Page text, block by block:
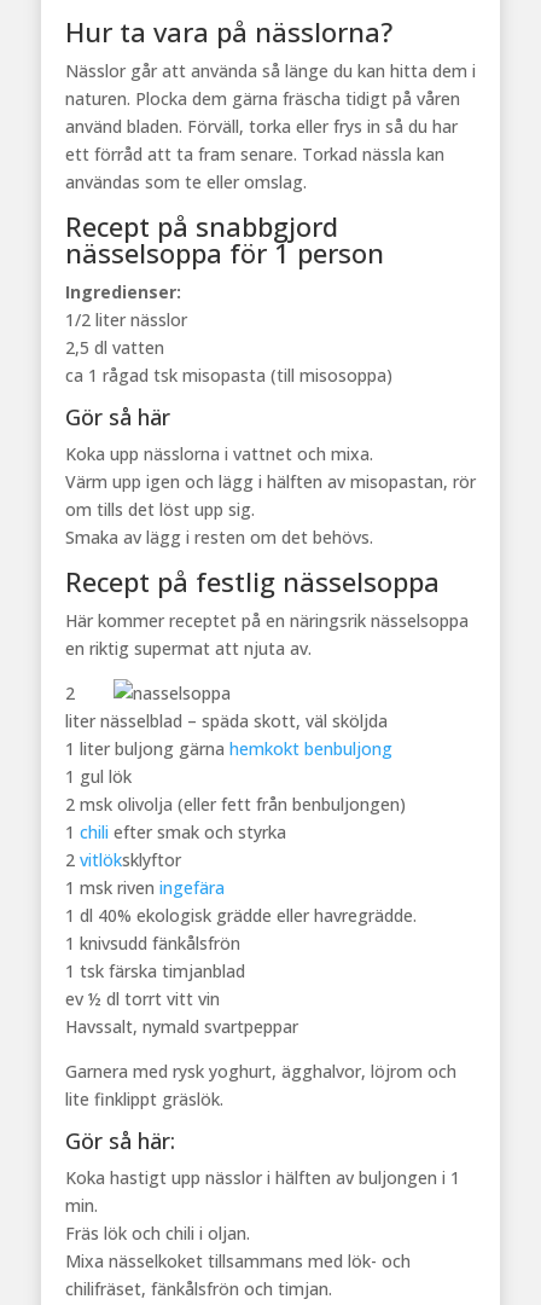
Hur ta vara på nässlorna?
Nässlor går att använda så länge du kan hitta dem i
naturen. Plocka dem gärna fräscha tidigt på våren
använd bladen. Förväll, torka eller frys in så du har
ett förråd att ta fram senare. Torkad nässla kan
användas som te eller omslag.
Recept på snabbgjord
nässelsoppa för 1 person
Ingredienser:
1/2 liter nässlor
2,5 dl vatten
ca 1 rågad tsk misopasta (till misosoppa)
Gör så här
Koka upp nässlorna i vattnet och mixa.
Värm upp igen och lägg i hälften av misopastan, rör
om tills det löst upp sig.
Smaka av lägg i resten om det behövs.
Recept på festlig nässelsoppa
Här kommer receptet på en näringsrik nässelsoppa
en riktig supermat att njuta av.
2
liter nässelblad – späda skott, väl sköljda
1 liter buljong gärna hemkokt benbuljong
1 gul lök
2 msk olivolja (eller fett från benbuljongen)
1 chili efter smak och styrka
2 vitlöksklyftor
1 msk riven ingefära
1 dl 40% ekologisk grädde eller havregrädde.
1 knivsudd fänkålsfrön
1 tsk färska timjanblad
ev ½ dl torrt vitt vin
Havssalt, nymald svartpeppar
Garnera med rysk yoghurt, ägghalvor, löjrom och
lite finklippt gräslök.
Gör så här:
Koka hastigt upp nässlor i hälften av buljongen i 1
min.
Fräs lök och chili i oljan.
Mixa nässelkoket tillsammans med lök- och
chilifräset, fänkålsfrön och timjan.